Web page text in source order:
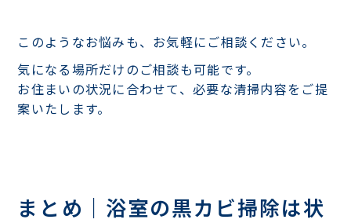
このようなお悩みも、お気軽にご相談ください。
気になる場所だけのご相談も可能です。
お住まいの状況に合わせて、必要な清掃内容をご提
案いたします。
まとめ｜浴室の黒カビ掃除は状